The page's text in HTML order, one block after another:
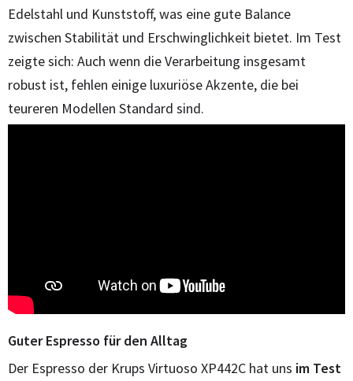
Edelstahl und Kunststoff, was eine gute Balance
zwischen Stabilität und Erschwinglichkeit bietet. Im Test
zeigte sich: Auch wenn die Verarbeitung insgesamt
robust ist, fehlen einige luxuriöse Akzente, die bei
teureren Modellen Standard sind.
Guter Espresso für den Alltag
Der Espresso der Krups Virtuoso XP442C hat uns im Test